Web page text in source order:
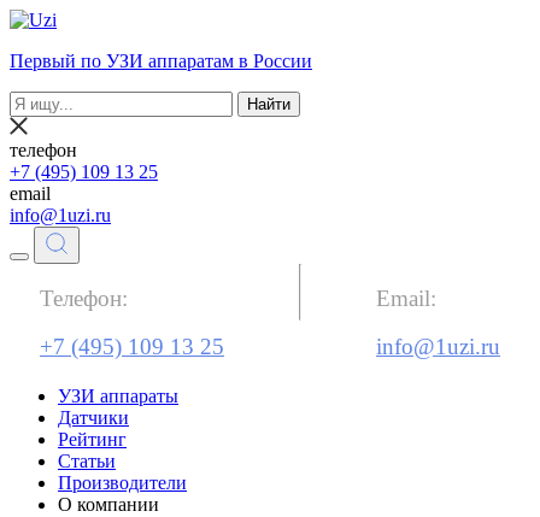
Первый по УЗИ аппаратам в России
Найти
телефон
+7 (495) 109 13 25
email
info@1uzi.ru
Телефон:
+7 (495) 109 13 25
Email:
info@1uzi.ru
УЗИ аппараты
Датчики
Рейтинг
Статьи
Производители
О компании